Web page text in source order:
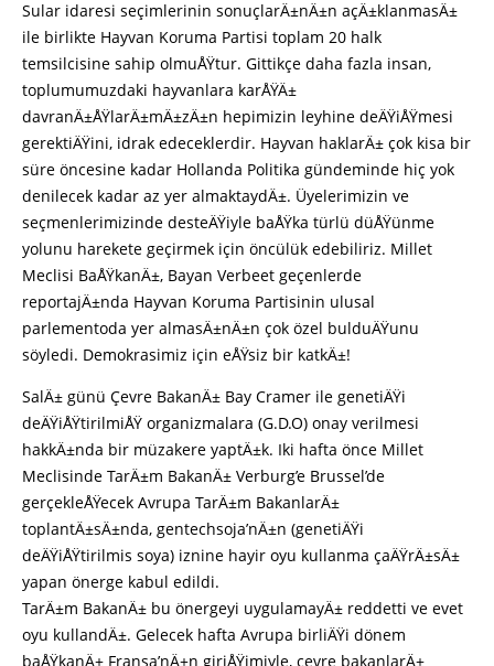
Sular idaresi seçimlerinin sonuçlarÄ±nÄ±n açÄ±klanmasÄ±
ile birlikte Hayvan Koruma Partisi toplam 20 halk
temsilcisine sahip olmuÅŸtur. Gittikçe daha fazla insan,
toplumumuzdaki hayvanlara karÅŸÄ±
davranÄ±ÅŸlarÄ±mÄ±zÄ±n hepimizin leyhine deÄŸiÅŸmesi
gerektiÄŸini, idrak edeceklerdir. Hayvan haklarÄ± çok kisa bir
süre öncesine kadar Hollanda Politika gündeminde hiç yok
denilecek kadar az yer almaktaydÄ±. Üyelerimizin ve
seçmenlerimizinde desteÄŸiyle baÅŸka türlü düÅŸünme
yolunu harekete geçirmek için öncülük edebiliriz. Millet
Meclisi BaÅŸkanÄ±, Bayan Verbeet geçenlerde
reportajÄ±nda Hayvan Koruma Partisinin ulusal
parlementoda yer almasÄ±nÄ±n çok özel bulduÄŸunu
söyledi. Demokrasimiz için eÅŸsiz bir katkÄ±!
SalÄ± günü Çevre BakanÄ± Bay Cramer ile genetiÄŸi
deÄŸiÅŸtirilmiÅŸ organizmalara (G.D.O) onay verilmesi
hakkÄ±nda bir müzakere yaptÄ±k. Iki hafta önce Millet
Meclisinde TarÄ±m BakanÄ± Verburg’e Brussel’de
gerçekleÅŸecek Avrupa TarÄ±m BakanlarÄ±
toplantÄ±sÄ±nda, gentechsoja’nÄ±n (genetiÄŸi
deÄŸiÅŸtirilmis soya) iznine hayir oyu kullanma çaÄŸrÄ±sÄ±
yapan önerge kabul edildi.
TarÄ±m BakanÄ± bu önergeyi uygulamayÄ± reddetti ve evet
oyu kullandÄ±. Gelecek hafta Avrupa birliÄŸi dönem
baÅŸkanÄ± Fransa’nÄ±n giriÅŸimiyle, çevre bakanlarÄ±